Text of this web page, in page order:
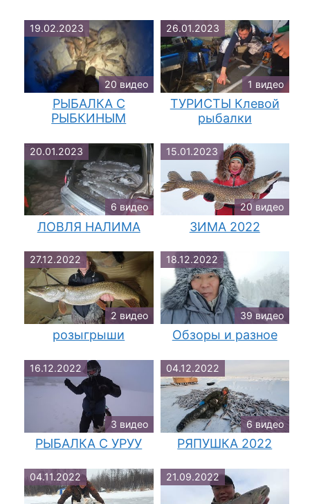
19.02.2023
20 видео
РЫБАЛКА С
РЫБКИНЫМ
26.01.2023
1 видео
ТУРИСТЫ Клевой
рыбалки
20.01.2023
6 видео
ЛОВЛЯ НАЛИМА
15.01.2023
20 видео
ЗИМА 2022
27.12.2022
2 видео
розыгрыши
18.12.2022
39 видео
Обзоры и разное
16.12.2022
3 видео
РЫБАЛКА С УРУУ
04.12.2022
6 видео
РЯПУШКА 2022
04.11.2022 21.09.2022